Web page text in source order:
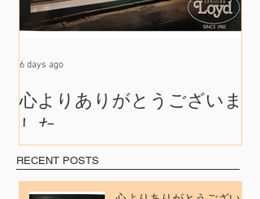
RECENT POSTS
心よりありがとうございま
した
6 days ago